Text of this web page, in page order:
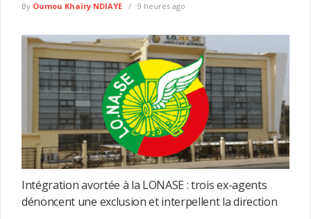
By Oumou Khaïry NDIAYE 9 heures ago
Intégration avortée à la LONASE : trois ex-agents
dénoncent une exclusion et interpellent la direction